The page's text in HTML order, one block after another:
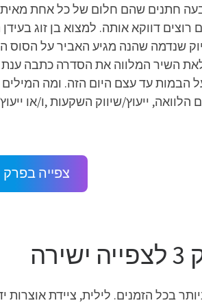
חתנים שהם חלום של כל אחת
דווקא אותה. למצוא בן זוג
שנדמה שהנה מגיע האביר על
השיר המלווה את הסדרה כתבה
עד עצם היום הזה. ומה המילים
ייעוץ/שיווק השקעות ,ו/או
צפייה בפרק
בכל הזמנים. לילית, ציידת